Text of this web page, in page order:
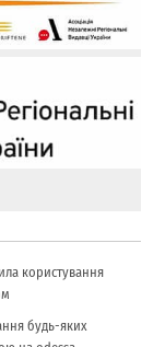
користування
будь-яких